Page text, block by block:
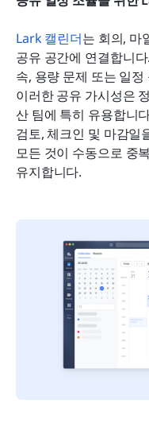
Lark 캘린더는 회의, 마
공유 공간에 연결합니
속, 용량 문제 또는 일
이러한 공유 가시성은
산 팀에 특히 유용합니
검토, 체크인 및 마감일
모든 것이 수동으로 중
유지합니다.